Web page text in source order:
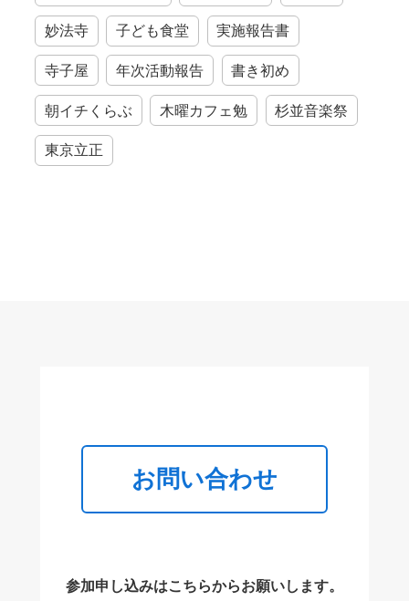
妙法寺 子ども食堂 実施報告書
寺子屋 年次活動報告 書き初め
朝イチくらぶ 木曜カフェ勉 杉並音楽祭
東京立正
お問い合わせ
参加申し込みはこちらからお願いします。